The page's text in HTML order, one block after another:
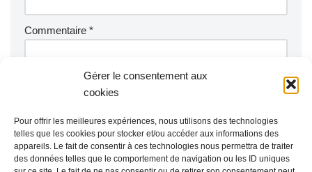
Gérer le consentement aux
cookies
Pour offrir les meilleures expériences, nous utilisons des technologies
telles que les cookies pour stocker et/ou accéder aux informations des
appareils. Le fait de consentir à ces technologies nous permettra de traiter
des données telles que le comportement de navigation ou les ID uniques
Commentaire *